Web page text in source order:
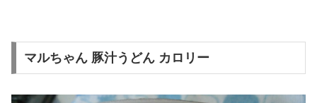
マルちゃん 豚汁うどん カロリー